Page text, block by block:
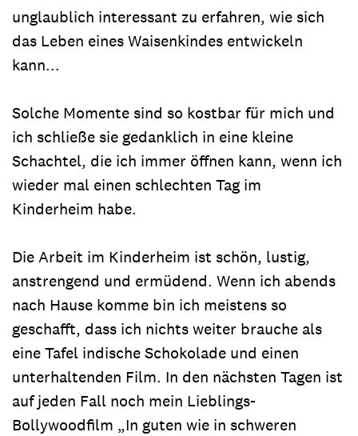
unglaublich interessant zu erfahren, wie sich
das Leben eines Waisenkindes entwickeln
kann...
Solche Momente sind so kostbar für mich und
ich schließe sie gedanklich in eine kleine
Schachtel, die ich immer öffnen kann, wenn ich
wieder mal einen schlechten Tag im
Kinderheim habe.
Die Arbeit im Kinderheim ist schön, lustig,
anstrengend und ermüdend. Wenn ich abends
nach Hause komme bin ich meistens so
geschafft, dass ich nichts weiter brauche als
eine Tafel indische Schokolade und einen
unterhaltenden Film. In den nächsten Tagen ist
auf jeden Fall noch mein Lieblings-
Bollywoodfilm „In guten wie in schweren